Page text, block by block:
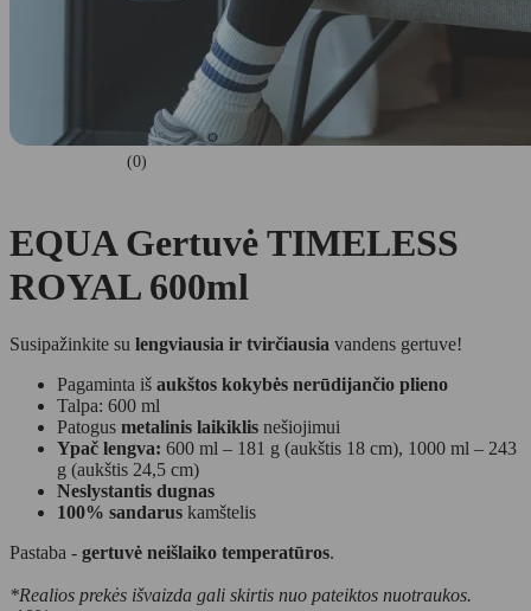
(0)
EQUA Gertuvė TIMELESS
ROYAL 600ml
Susipažinkite su lengviausia ir tvirčiausia vandens gertuve!
Pagaminta iš aukštos kokybės nerūdijančio plieno
Talpa: 600 ml
Patogus metalinis laikiklis nešiojimui
Ypač lengva: 600 ml – 181 g (aukštis 18 cm), 1000 ml – 243
g (aukštis 24,5 cm)
Neslystantis dugnas
100% sandarus kamštelis
Pastaba - gertuvė neišlaiko temperatūros.
*Realios prekės išvaizda gali skirtis nuo pateiktos nuotraukos.